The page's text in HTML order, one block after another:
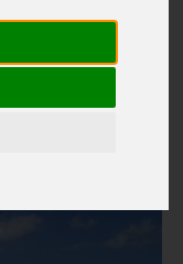
turismo en general